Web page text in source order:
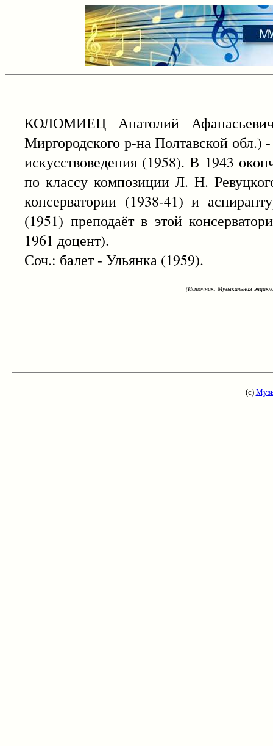
КОЛОМИЕЦ Анатолий
Миргородского р-на Полтавской обл.)
искусствоведения (1958). В 1943
по классу композиции Л. Н.
консерватории (1938-41) и
(1951) преподаёт в этой
1961 доцент).
Соч.: балет - Ульянка (1959).
(Источник: Музыкальная
(с)